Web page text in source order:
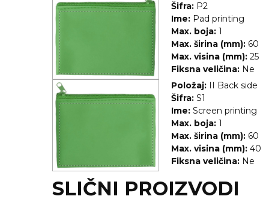
CRICKET UPALJAČI
JAKNE I PRSLUCI
HYGIENIC KOLEKCIJA
OKOVRATNE ID TRAKICE
PRIBOR ZA PISANJE
NARUKVICE ZA ŽURKE I
DOGAĐAJE
ID PLOČICA
Šifra: P2
Ime: Pad printing
Max. boja: 1
Max. širina (mm): 60
Max. visina (mm): 25
Fiksna veličina: Ne
Položaj: II Back side
Šifra: S1
Ime: Screen printing
Max. boja: 1
Max. širina (mm): 60
Max. visina (mm): 40
Fiksna veličina: Ne
SLIČNI PROIZVODI